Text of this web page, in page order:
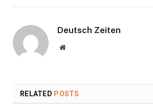
Deutsch Zeiten
Website
RELATED POSTS